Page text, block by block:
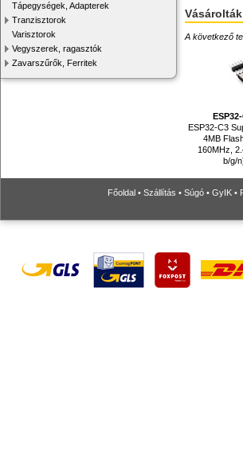
Tápegységek, Adapterek
Tranzisztorok
Varisztorok
Vegyszerek, ragasztók
Zavarszűrők, Ferritek
A következő
ESP32-C3
4MB
160MHz,
b/g/
Főoldal • Szállítás • Súgó • GyIK •